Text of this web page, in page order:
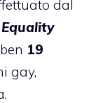
dal
Equality
19
gay,